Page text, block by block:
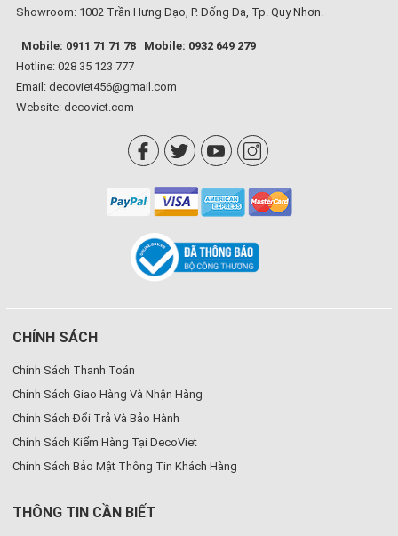
Showroom: 1002 Trần Hưng Đạo, P. Đống Đa, Tp. Quy Nhơn.
Mobile: 0911 71 71 78
Mobile: 0932 649 279
Hotline: 028 35 123 777
Email: decoviet456@gmail.com
Website: decoviet.com
CHÍNH SÁCH
Chính Sách Thanh Toán
Chính Sách Giao Hàng Và Nhận Hàng
Chính Sách Đổi Trả Và Bảo Hành
Chính Sách Kiểm Hàng Tại DecoViet
Chính Sách Bảo Mật Thông Tin Khách Hàng
THÔNG TIN CẦN BIẾT